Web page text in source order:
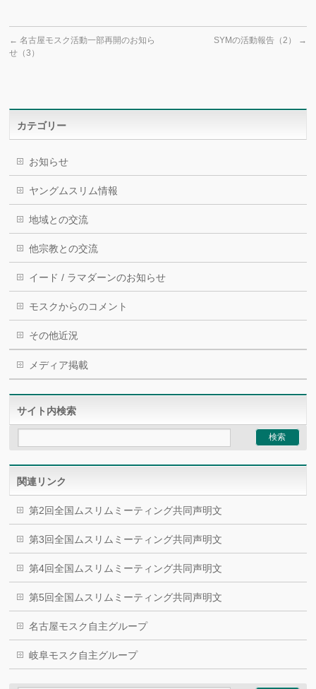
← 名古屋モスク活動一部再開のお知ら
せ（3）
SYMの活動報告（2） →
カテゴリー
お知らせ
ヤングムスリム情報
地域との交流
他宗教との交流
イード / ラマダーンのお知らせ
モスクからのコメント
その他近況
メディア掲載
サイト内検索
関連リンク
第2回全国ムスリムミーティング共同声明文
第3回全国ムスリムミーティング共同声明文
第4回全国ムスリムミーティング共同声明文
第5回全国ムスリムミーティング共同声明文
名古屋モスク自主グループ
岐阜モスク自主グループ